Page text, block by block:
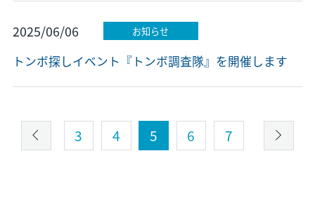
2025/06/06 お知らせ
トンボ探しイベント『トンボ調査隊』を開催します
3 4 5 6 7